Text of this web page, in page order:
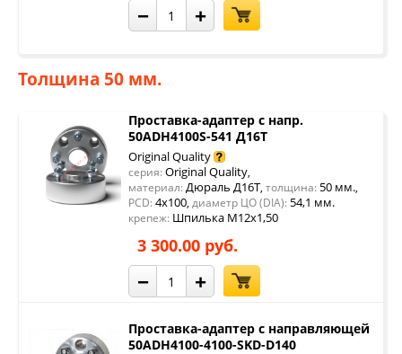
− +
Толщина 50 мм.
Проставка-адаптер с напр.
50ADH4100S-541 Д16Т
Original Quality
серия: Original Quality,
материал: Дюраль Д16Т, толщина: 50 мм.,
PCD: 4x100, диаметр ЦО (DIA): 54,1 мм.
крепеж: Шпилька М12х1,50
3 300.00 руб.
− +
Проставка-адаптер с направляющей
50ADH4100-4100-SKD-D140